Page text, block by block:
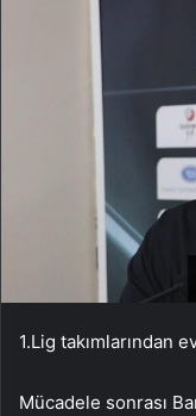
1.Lig takımlarından
Mücadele sonrası